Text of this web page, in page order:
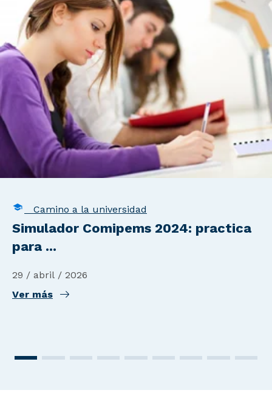
Camino a la universidad
Simulador Comipems 2024: practica
para ...
29 / abril / 2026
Ver más